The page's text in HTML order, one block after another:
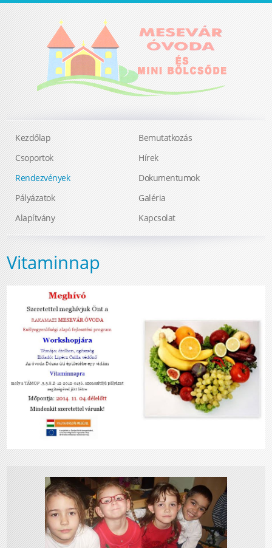
Kezdőlap
Bemutatkozás
Csoportok
Hírek
Rendezvények
Dokumentumok
Pályázatok
Galéria
Alapítvány
Kapcsolat
Vitaminnap